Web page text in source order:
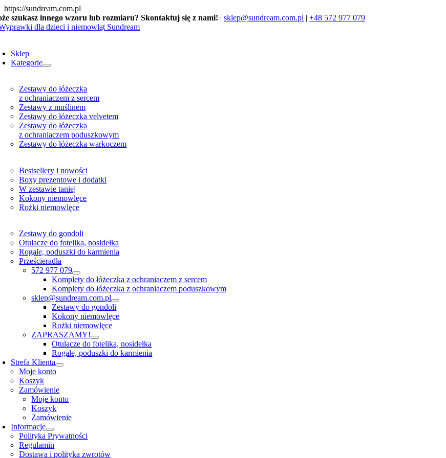
https://sundream.com.pl
to
content
szukasz innego wzoru lub rozmiaru? Skontaktuj się z nami! |sklep@sundream.com.pl |+48 572 977 079
Sklep
Kategorie
Zestawy do łóżeczka
z ochraniaczem z sercem
Zestawy z muślinem
Zestawy do łóżeczka velvetem
Zestawy do łóżeczka
z ochraniaczem poduszkowym
Zestawy do łóżeczka warkoczem
Bestsellery i nowości
Boxy prezentowe i dodatki
W zestawie taniej
Kokony niemowlęce
Rożki niemowlęce
Zestawy do gondoli
Otulacze do fotelika, nosidełka
Rogale, poduszki do karmienia
Prześcieradła
572 977 079
Komplety do łóżeczka z ochraniaczem z sercem
Komplety do łóżeczka z ochraniaczem poduszkowym
sklep@sundream.com.pl
Zestawy do gondoli
Kokony niemowlęce
Rożki niemowlęce
ZAPRASZAMY!
Otulacze do fotelika, nosidełka
Rogale, poduszki do karmienia
Strefa Klienta
Moje konto
Koszyk
Zamówienie
Moje konto
Koszyk
Zamówienie
Informacje
Polityka Prywatności
Regulamin
Dostawa i polityka zwrotów